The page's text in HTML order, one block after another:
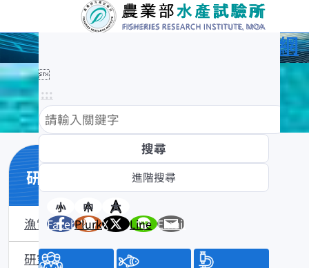
農業部水產試驗所全球資訊網

:::
小 中
大
Facebook
PlurkX Line Email
研究與成果
漁電共生
研究計畫及成果